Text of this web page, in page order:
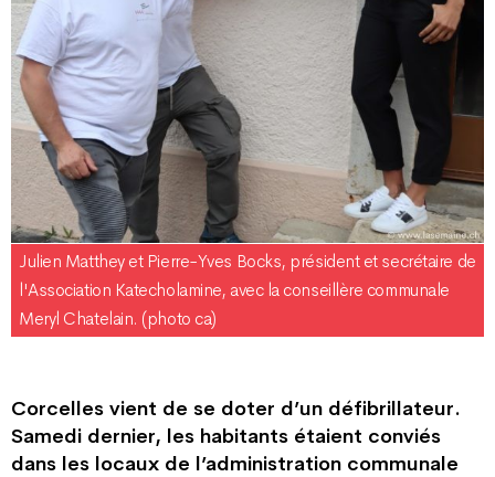
Julien Matthey et Pierre-Yves Bocks, président et secrétaire de
l'Association Katecholamine, avec la conseillère communale
Meryl Chatelain. (photo ca)
Corcelles vient de se doter d’un défibrillateur.
Samedi dernier, les habitants étaient conviés
dans les locaux de l’administration communale